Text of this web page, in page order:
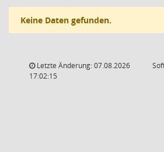
Keine Daten gefunden.
Letzte Änderung: 07.08.2026
17:02:15